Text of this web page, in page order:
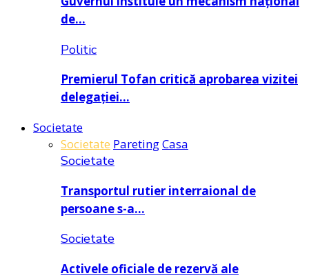
de…
Politic
Premierul Tofan critică aprobarea vizitei
delegației…
Societate
Societate ParetingCasa
Societate
Transportul rutier interraional de
persoane s-a…
Societate
Activele oficiale de rezervă ale